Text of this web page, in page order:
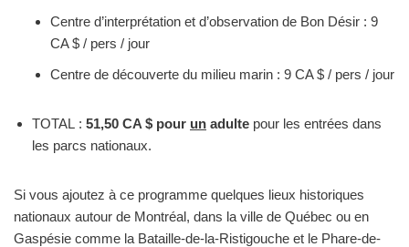
Centre d’interprétation et d’observation de Bon Désir : 9
CA $ / pers / jour
Centre de découverte du milieu marin : 9 CA $ / pers / jour
TOTAL : 51,50 CA $ pour un adulte pour les entrées dans
les parcs nationaux.
Si vous ajoutez à ce programme quelques lieux historiques
nationaux autour de Montréal, dans la ville de Québec ou en
Gaspésie comme la Bataille-de-la-Ristigouche et le Phare-de-